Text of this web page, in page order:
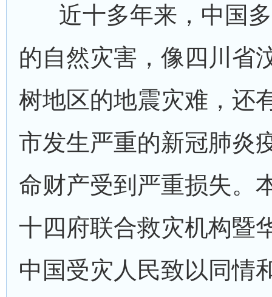
近十多年来，中国
的自然灾害，像四川省
树地区的地震灾难，还
市发生严重的新冠肺炎
命财产受到严重损失。
十四府联合救灾机构暨
中国受灾人民致以同情